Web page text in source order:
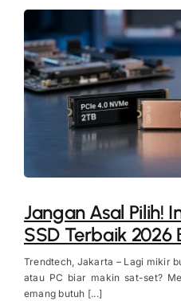
Jangan Asal Pilih!
SSD Terbaik 2026
Trendtech, Jakarta – Lagi mikir
atau PC biar makin sat-set?
emang butuh [...]